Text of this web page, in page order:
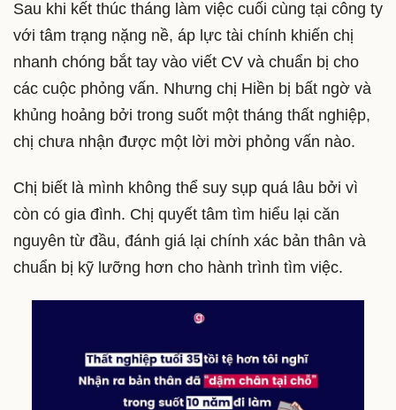
Sau khi kết thúc tháng làm việc cuối cùng tại công ty
với tâm trạng nặng nề, áp lực tài chính khiến chị
nhanh chóng bắt tay vào viết CV và chuẩn bị cho
các cuộc phỏng vấn. Nhưng chị Hiền bị bất ngờ và
khủng hoảng bởi trong suốt một tháng thất nghiệp,
chị chưa nhận được một lời mời phỏng vấn nào.
Chị biết là mình không thể suy sụp quá lâu bởi vì
còn có gia đình. Chị quyết tâm tìm hiểu lại căn
nguyên từ đầu, đánh giá lại chính xác bản thân và
chuẩn bị kỹ lưỡng hơn cho hành trình tìm việc.